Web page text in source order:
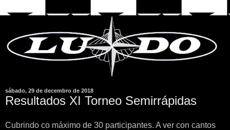
sábado, 29 de decembro de 2018
Resultados XI Torneo Semirrápidas
Cubrindo co máximo de 30 participantes. A ver con cantos